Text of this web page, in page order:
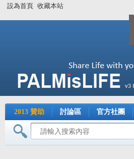
設為首頁 收藏本站
2013 贊助 討論區 官方社團